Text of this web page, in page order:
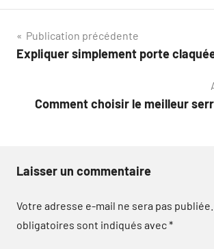
Navigation
de
Publication précédente
Expliquer simplement porte
Comment choisir le meilleur
Laisser un commentaire
Votre adresse e-mail ne sera pas publiée.
obligatoires sont indiqués avec*